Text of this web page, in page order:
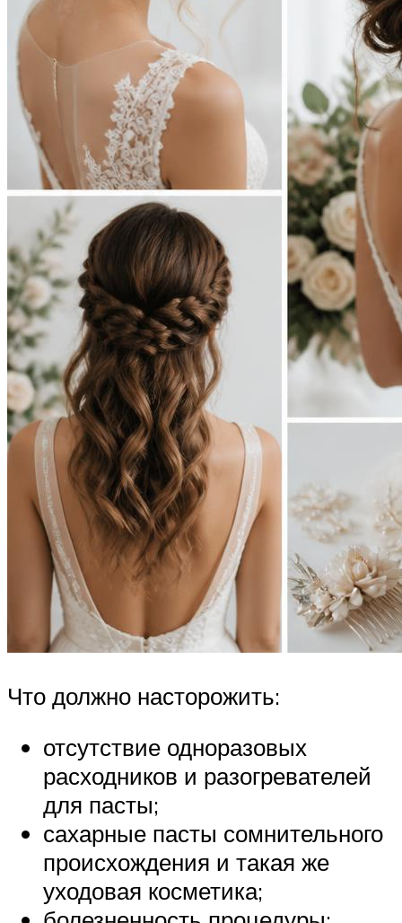
Что должно насторожить:
отсутствие одноразовых
расходников и разогревателей
для пасты;
сахарные пасты сомнительного
происхождения и такая же
уходовая косметика;